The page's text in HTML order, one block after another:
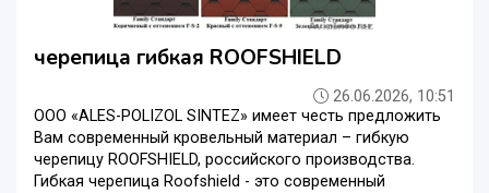
черепица гибкая ROOFSHIELD
26.06.2026, 10:51
ООО «ALES-POLIZOL SINTEZ» имеет честь предложить
Вам современный кровельный материал – гибкую
черепицу ROOFSHIELD, российского производства.
Гибкая черепица Roofshield - это современный